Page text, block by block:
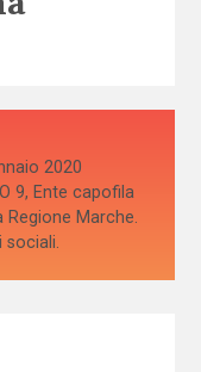
2020
9, Ente capofila
Regione Marche.
sociali.